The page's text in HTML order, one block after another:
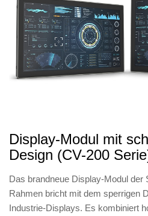
Display-Modul mit
Design (CV-200
Das brandneue Display-Modul der
Rahmen bricht mit dem sperrigen
Industrie-Displays. Es kombiniert